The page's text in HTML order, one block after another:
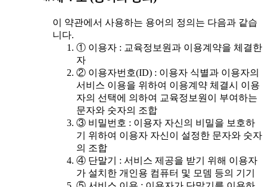
이 약관에서 사용하는 용어의 정의는 다음과 같습
니다.
① 이용자 : 교육정보원과 이용계약을 체결한
자
② 이용자번호(ID) : 이용자 식별과 이용자의
서비스 이용을 위하여 이용계약 체결시 이용
자의 선택에 의하여 교육정보원이 부여하는
문자와 숫자의 조합
③ 비밀번호 : 이용자 자신의 비밀을 보호하
기 위하여 이용자 자신이 설정한 문자와 숫자
의 조합
④ 단말기 : 서비스 제공을 받기 위해 이용자
가 설치한 개인용 컴퓨터 및 모뎀 등의 기기